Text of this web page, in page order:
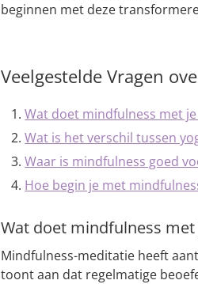
beginnen met deze
Veelgestelde Vragen
Wat doet mindfulness met
Wat is het verschil tussen
Waar is mindfulness goed
Hoe begin je met
Wat doet mindfulness met
Mindfulness-meditatie heeft
toont aan dat regelmatige